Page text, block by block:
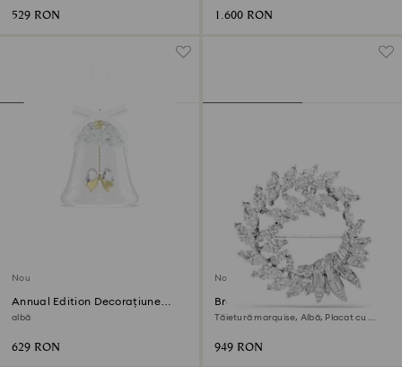
529 RON 1.600 RON
Nou
Annual Edition Decorațiune
clopot 2026
albă
629 RON
Nou
Broșă Mesmera
Tăietură marquise, Albă, Placat cu
949 RON